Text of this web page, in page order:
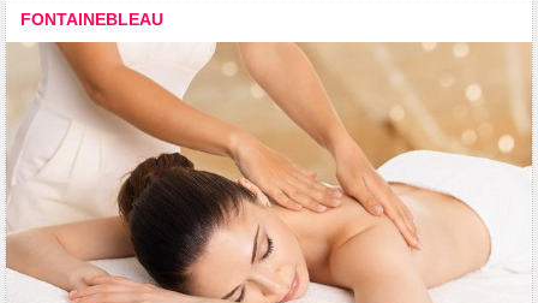
FONTAINEBLEAU